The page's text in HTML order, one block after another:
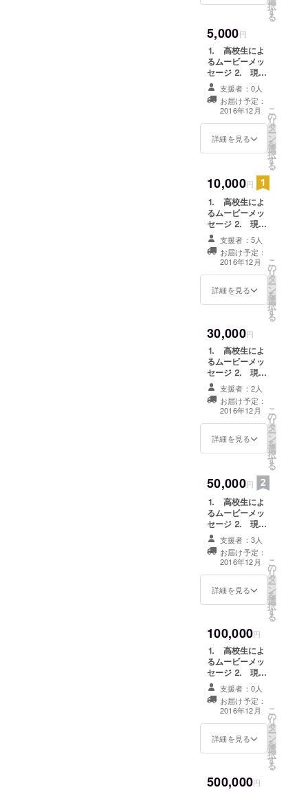
politician and
smile
趣味 読
書
hobby
reading
books
木 ひとみ
Name is
Hitomi
Suzuki
学校名 福
島県立磐城
桜が丘高等
学校
School
Sakuragaok
a high
school
夢 報道
キャスター
になること
become a
is my dream.
趣味 テレ
ビを見るこ
と、歌を歌
うこと
May hobby
is watching
singing
これから、
私が、世界
最大フォー
ラム、One
Young World
に参加を希
望するまで
の経緯を、
いきます。
択
す
る
5,000円
⒈ 高校生によ
るムービーメッ
セージ ⒉ 現地
での写真
支援者：0人
お届け予定：
2016年12月
詳細を見る
こ
の
リ
タ
ー
ン
を
選
択
す
る
10,000円
⒈ 高校生によ
るムービーメッ
セージ ⒉ 現地
での写真 ⒊
One Young
Worldの参加報
告書
支援者：5人
お届け予定：
2016年12月
詳細を見る
こ
の
リ
タ
ー
ン
を
選
択
す
る
30,000円
⒈ 高校生によ
るムービーメッ
セージ ⒉ 現地
での写真 ⒊
One Young
Worldの参加報
告書 ⒋ 報告書
上にお名前を記
載
支援者：2人
お届け予定：
2016年12月
詳細を見る
こ
の
リ
タ
ー
ン
を
選
択
す
る
50,000円
⒈ 高校生によ
るムービーメッ
セージ ⒉ 現地
での写真 ⒊
One Young
Worldの参加報
告書 ⒋ 報告書
上にお名前を記
載 ⒌ SMS上に
支援者：3人
お届け予定：
2016年12月
詳細を見る
こ
の
リ
タ
ー
ン
を
選
択
す
る
100,000円
⒈ 高校生によ
るムービーメッ
セージ ⒉ 現地
での写真 ⒊
One Young
Worldの参加報
告書 ⒋ 報告書
上にお名前を記
載 ⒌ SMS上に
お名前記載 ⒍
支援者：0人
お届け予定：
2016年12月
詳細を見る
こ
の
リ
タ
ー
ン
を
選
択
す
る
500,000円